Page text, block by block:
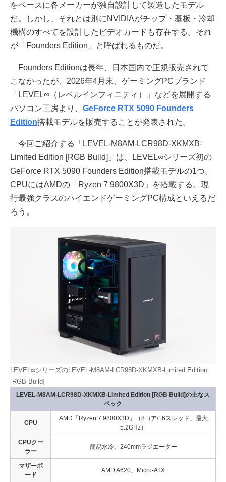
をベースに各メーカーが独自設計して製造したモデル
だ。しかし、それとは別にNVIDIAがチップ・基板・冷却
機構のすべてを設計したビデオカードも存在する。それ
が「Founders Edition」と呼ばれるものだ。
Founders Editionは長年、日本国内で正規販売されて
こなかったが、2026年4月末、ゲーミングPCブランド
「LEVEL∞（レベルインフィニティ）」などを展開する
パソコン工房より、 GeForce RTX 5090 Founders
Edition搭載モデルを販売することが発表された。
今回ご紹介する「LEVEL-M8AM-LCR98D-XKMXB-
Limited Edition [RGB Build]」は、LEVEL∞シリーズ初の
GeForce RTX 5090 Founders Edition搭載モデルの1つ。
CPUにはAMDの「Ryzen 7 9800X3D」を搭載する。現
行最強クラスのハイエンドゲーミングPC構成といえるだ
ろう。
LEVEL∞シリーズのLEVEL-M8AM-LCR98D-XKMXB-Limited Edition
[RGB Build]
LEVEL-M8AM-LCR98D-XKMXB-Limited Edition [RGB Build]の主なス
ペック
CPU
AMD「Ryzen 7 9800X3D」（8コア/16スレッド、最大
5.2GHz）
CPUクー
ラー
簡易水冷、240mmラジエーター
マザーボ
ード
AMD A620、Micro-ATX